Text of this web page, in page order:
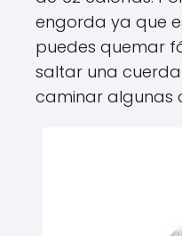
engorda ya que
puedes quemar
saltar una
caminar algunas